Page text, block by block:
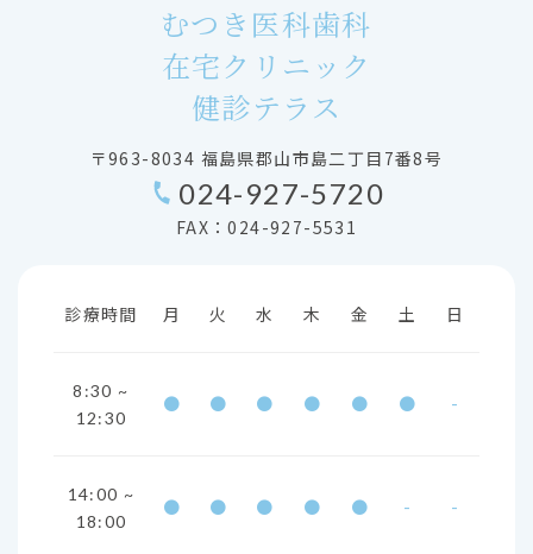
むつき医科歯科
在宅クリニック
健診テラス
〒963-8034 福島県郡山市島二丁目7番8号
024-927-5720
FAX：024-927-5531
診療時間 月 火 水 木 金 土 日
8:30 ~
12:30
● ● ● ● ● ● -
14:00 ~
18:00
● ● ● ● ● - -